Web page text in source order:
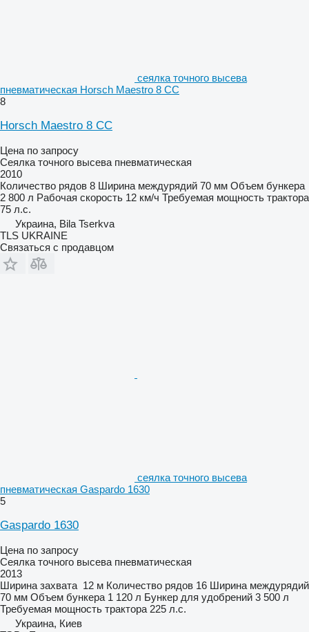
сеялка точного высева
пневматическая Horsch Maestro 8 CC
8
Horsch Maestro 8 CC
Цена по запросу
Сеялка точного высева пневматическая
2010
Количество рядов 8 Ширина междурядий 70 мм Объем бункера
2 800 л Рабочая скорость 12 км/ч Требуемая мощность трактора
75 л.с.
Украина, Bila Tserkva
TLS UKRAINE
Связаться с продавцом
сеялка точного высева
пневматическая Gaspardo 1630
5
Gaspardo 1630
Цена по запросу
Сеялка точного высева пневматическая
2013
Ширина захвата 12 м Количество рядов 16 Ширина междурядий
70 мм Объем бункера 1 120 л Бункер для удобрений 3 500 л
Требуемая мощность трактора 225 л.с.
Украина, Киев